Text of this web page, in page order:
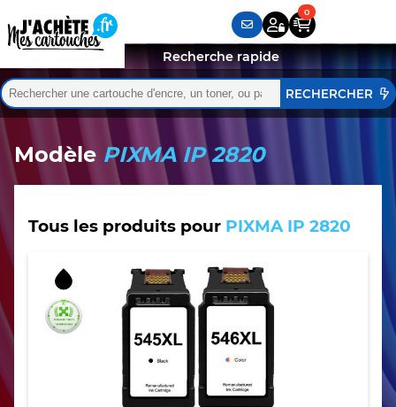
Rechercher :
Quand les résultats de l'auto-complétion sont
Recherche rapide
Modèle PIXMA IP 2820
Tous les produits pour PIXMA IP 2820